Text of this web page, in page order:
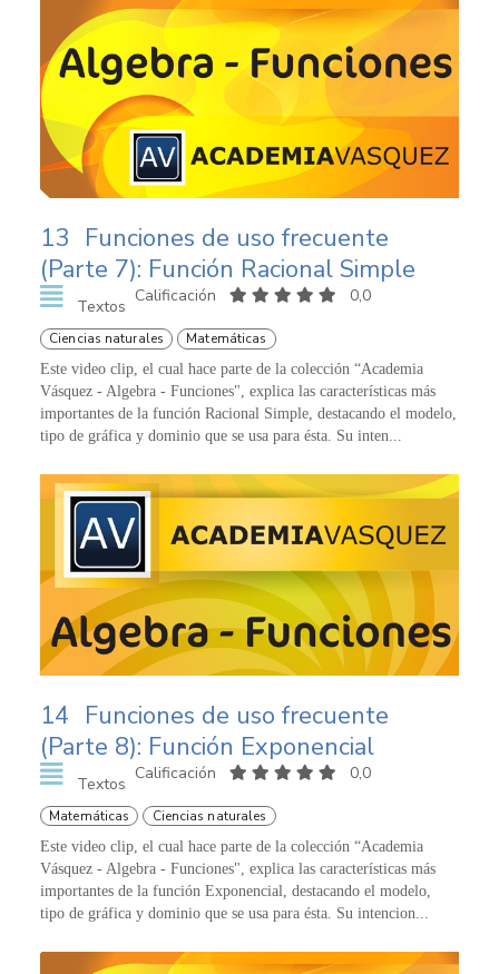
13 Funciones de uso frecuente
(Parte 7): Función Racional Simple
Textos
Calificación 0,0
Ciencias naturales Matemáticas
Este video clip, el cual hace parte de la colección “Academia
Vásquez - Algebra - Funciones", explica las características más
importantes de la función Racional Simple, destacando el modelo,
tipo de gráfica y dominio que se usa para ésta. Su inten...
14 Funciones de uso frecuente
(Parte 8): Función Exponencial
Textos
Calificación 0,0
Matemáticas Ciencias naturales
Este video clip, el cual hace parte de la colección “Academia
Vásquez - Algebra - Funciones", explica las características más
importantes de la función Exponencial, destacando el modelo,
tipo de gráfica y dominio que se usa para ésta. Su intencion...